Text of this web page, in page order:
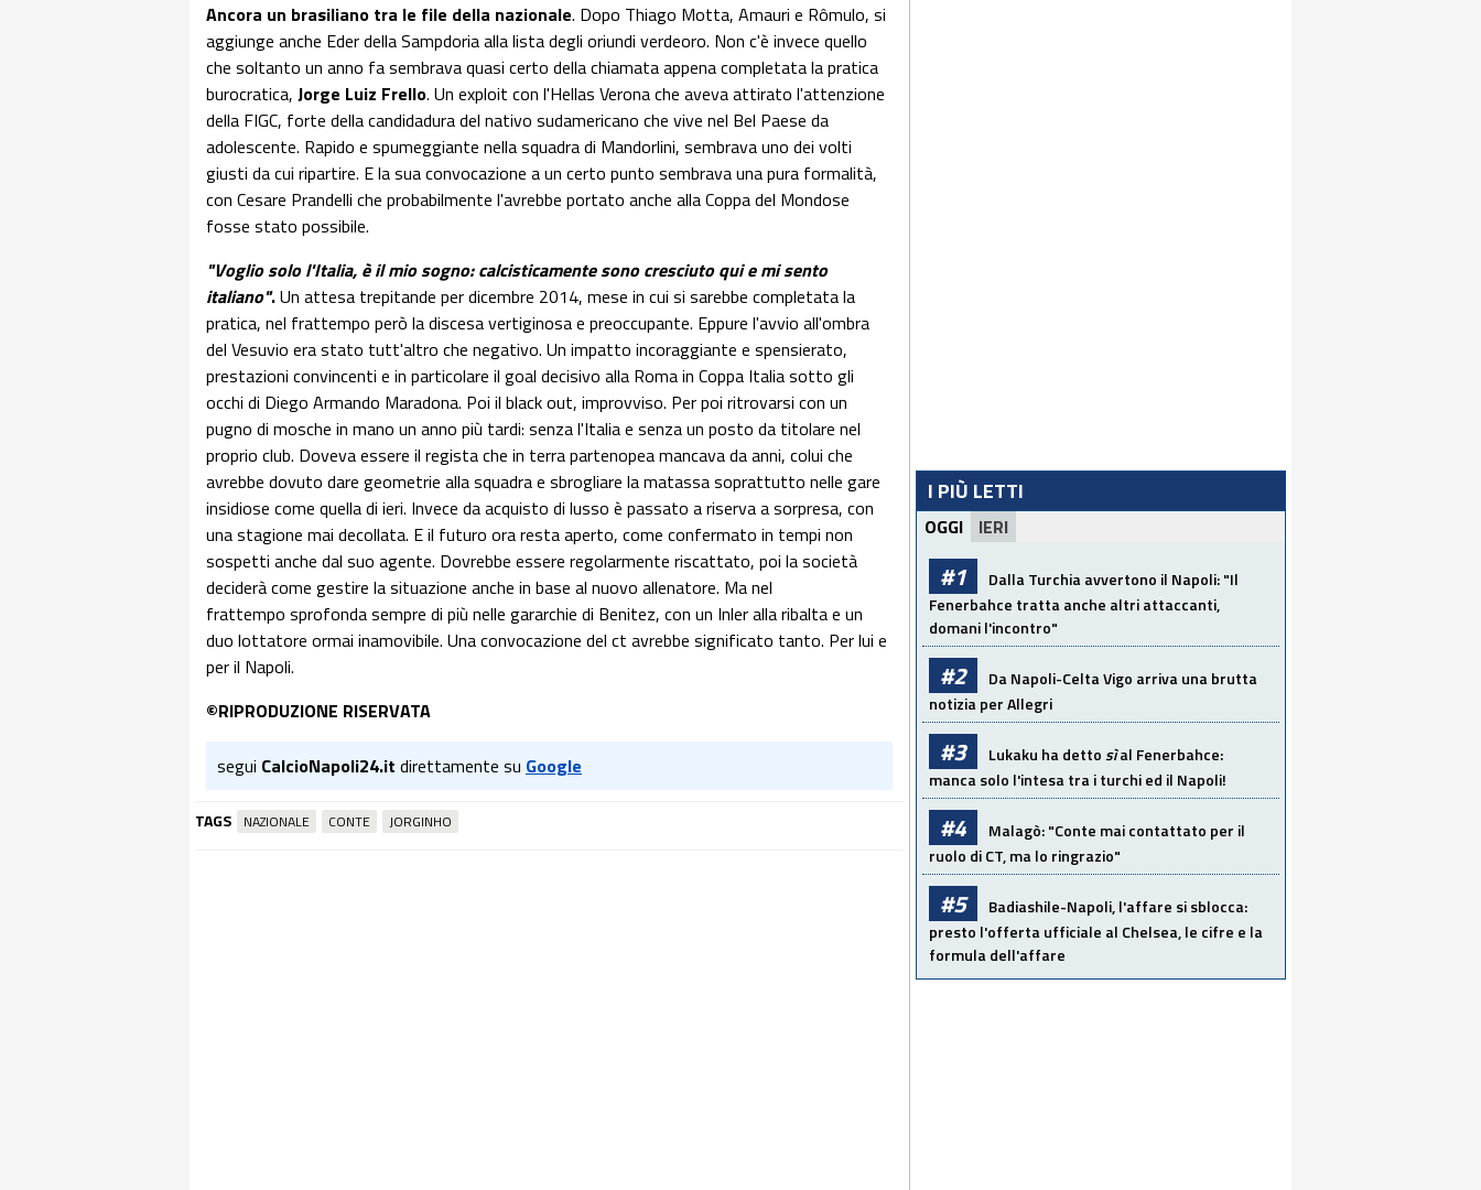
Ancora un brasiliano tra le file della nazionale. Dopo Thiago Motta, Amauri e Rômulo, si
aggiunge anche Eder della Sampdoria alla lista degli oriundi verdeoro. Non c'è invece quello
che soltanto un anno fa sembrava quasi certo della chiamata appena completata la pratica
burocratica, Jorge Luiz Frello. Un exploit con l'Hellas Verona che aveva attirato l'attenzione
della FIGC, forte della candidadura del nativo sudamericano che vive nel Bel Paese da
adolescente. Rapido e spumeggiante nella squadra di Mandorlini, sembrava uno dei volti
giusti da cui ripartire. E la sua convocazione a un certo punto sembrava una pura formalità,
con Cesare Prandelli che probabilmente l'avrebbe portato anche alla Coppa del Mondose
fosse stato possibile.
"Voglio solo l'Italia, è il mio sogno: calcisticamente sono cresciuto qui e mi sento
italiano".Un attesa trepitande per dicembre 2014, mese in cui si sarebbe completata la
pratica, nel frattempo però la discesa vertiginosa e preoccupante. Eppure l'avvio all'ombra
del Vesuvio era stato tutt'altro che negativo. Un impatto incoraggiante e spensierato,
prestazioni convincenti e in particolare il goal decisivo alla Roma in Coppa Italia sotto gli
occhi di Diego Armando Maradona. Poi il black out, improvviso. Per poi ritrovarsi con un
pugno di mosche in mano un anno più tardi: senza l'Italia e senza un posto da titolare nel
proprio club. Doveva essere il regista che in terra partenopea mancava da anni, colui che
avrebbe dovuto dare geometrie alla squadra e sbrogliare la matassa soprattutto nelle gare
insidiose come quella di ieri. Invece da acquisto di lusso è passato a riserva a sorpresa, con
una stagione mai decollata. E il futuro ora resta aperto, come confermato in tempi non
sospetti anche dal suo agente. Dovrebbe essere regolarmente riscattato, poi la società
deciderà come gestire la situazione anche in base al nuovo allenatore. Ma nel
frattempo sprofonda sempre di più nelle gararchie di Benitez, con un Inler alla ribalta e un
duo lottatore ormai inamovibile. Una convocazione del ct avrebbe significato tanto. Per lui e
per il Napoli.
©RIPRODUZIONE RISERVATA
segui CalcioNapoli24.it direttamente su Google
TAGS NAZIONALE CONTE JORGINHO
I PIÙ LETTI
OGGI IERI
#1
Dalla Turchia avvertono il Napoli: "Il
Fenerbahce tratta anche altri attaccanti,
domani l'incontro"
#2
Da Napoli-Celta Vigo arriva una brutta
notizia per Allegri
#3 Lukaku ha dettosìal Fenerbahce:
manca solo l'intesa tra i turchi ed il Napoli!
#4
Malagò: "Conte mai contattato per il
ruolo di CT, ma lo ringrazio"
#5
Badiashile-Napoli, l'affare si sblocca:
presto l'offerta ufficiale al Chelsea, le cifre e la
formula dell'affare